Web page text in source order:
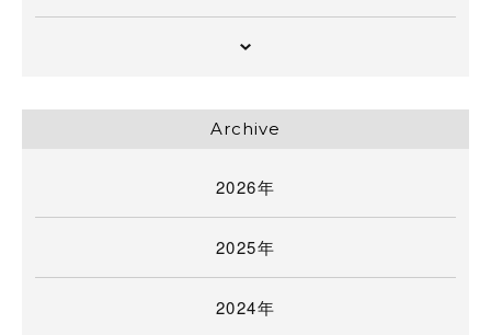
Archive
2026年
2025年
2024年